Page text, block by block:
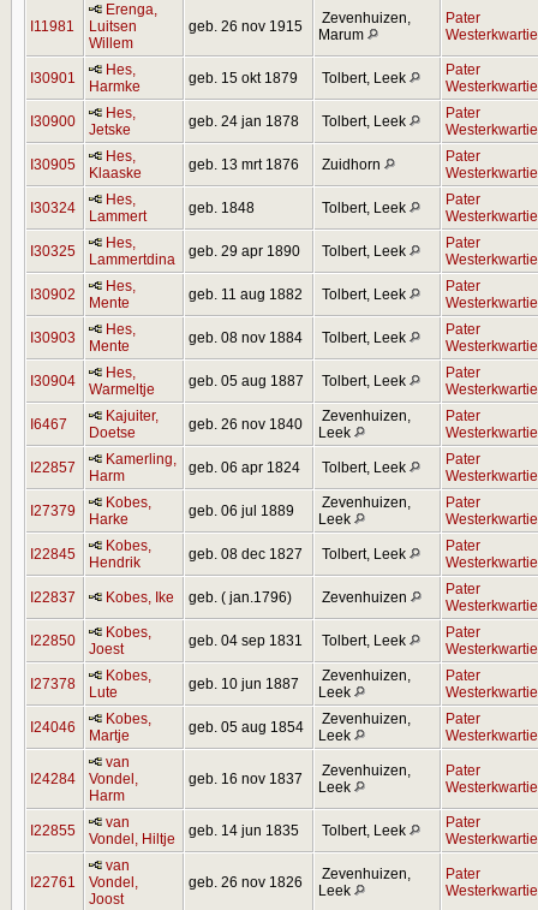
I11981
Erenga,
Luitsen
Willem
geb. 26 nov 1915
Zevenhuizen,
Marum
Pater
I30901
Hes,
Harmke
geb. 15 okt 1879 Tolbert, Leek
Pater
I30900
Hes,
Jetske
geb. 24 jan 1878 Tolbert, Leek
Pater
I30905
Hes,
Klaaske
geb. 13 mrt 1876 Zuidhorn
Pater
I30324
Hes,
Lammert
geb. 1848 Tolbert, Leek
Pater
I30325
Hes,
Lammertdina
geb. 29 apr 1890 Tolbert, Leek
Pater
I30902
Hes,
Mente
geb. 11 aug 1882 Tolbert, Leek
Pater
I30903
Hes,
Mente
geb. 08 nov 1884 Tolbert, Leek
Pater
I30904
Hes,
Warmeltje
geb. 05 aug 1887 Tolbert, Leek
Pater
I6467
Kajuiter,
Doetse
geb. 26 nov 1840
Zevenhuizen,
Leek
Pater
I22857
Kamerling,
Harm
geb. 06 apr 1824 Tolbert, Leek
Pater
I27379
Kobes,
Harke
geb. 06 jul 1889
Zevenhuizen,
Leek
Pater
I22845
Kobes,
Hendrik
geb. 08 dec 1827 Tolbert, Leek
Pater
I22837 Kobes, Ike geb. ( jan.1796) Zevenhuizen
Pater
I22850
Kobes,
Joest
geb. 04 sep 1831 Tolbert, Leek
Pater
I27378
Kobes,
Lute
geb. 10 jun 1887
Zevenhuizen,
Leek
Pater
I24046
Kobes,
Martje
geb. 05 aug 1854
Zevenhuizen,
Leek
Pater
I24284
van
Vondel,
Harm
geb. 16 nov 1837
Zevenhuizen,
Leek
Pater
I22855
van
Vondel, Hiltje
geb. 14 jun 1835 Tolbert, Leek
Pater
I22761
van
Vondel,
Joost
geb. 26 nov 1826
Zevenhuizen,
Leek
Pater